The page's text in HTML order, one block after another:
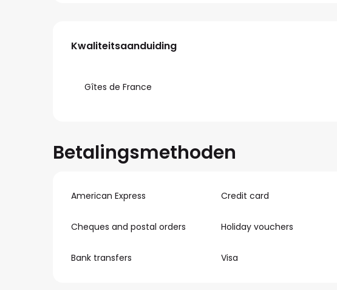
Dienstverlening
Kwaliteitsaanduiding
Kwaliteitsaanduiding
Gîtes de France
Betalingsmethoden
American Express Credit card
Cheques and postal orders Holiday vouchers
Bank transfers Visa